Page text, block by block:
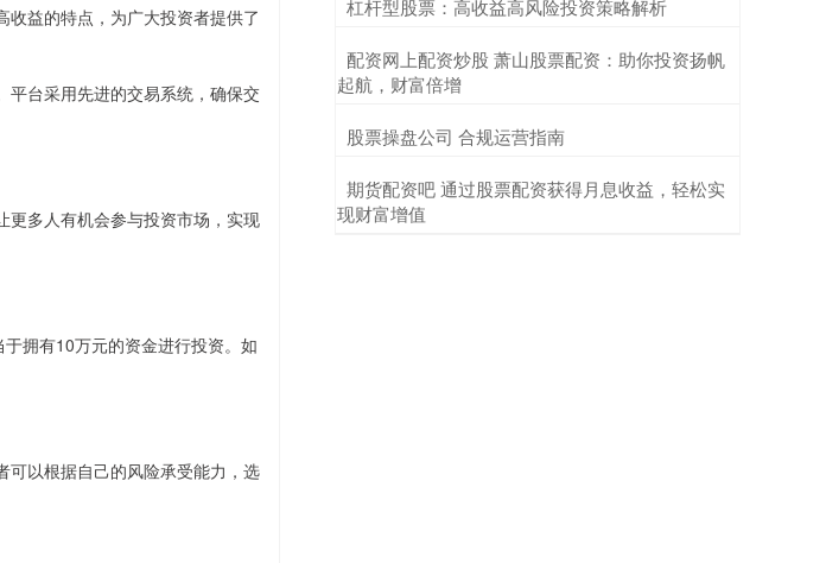
益的特点，为广大投资者提供了
平台采用先进的交易系统，确保交
更多人有机会参与投资市场，实现
拥有10万元的资金进行投资。如
可以根据自己的风险承受能力，选
​杠杆型股票：高收益高风险投资策略解析
​配资网上配资炒股 萧山股票配资：助你投资扬帆
起航，财富倍增
​股票操盘公司 合规运营指南
​期货配资吧 通过股票配资获得月息收益，轻松实
现财富增值